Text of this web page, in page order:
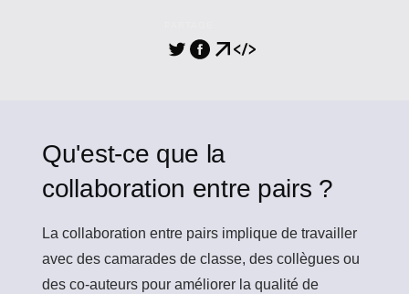
Qu'est-ce que la
collaboration entre pairs ?
La collaboration entre pairs implique de travailler
avec des camarades de classe, des collègues ou
des co-auteurs pour améliorer la qualité de